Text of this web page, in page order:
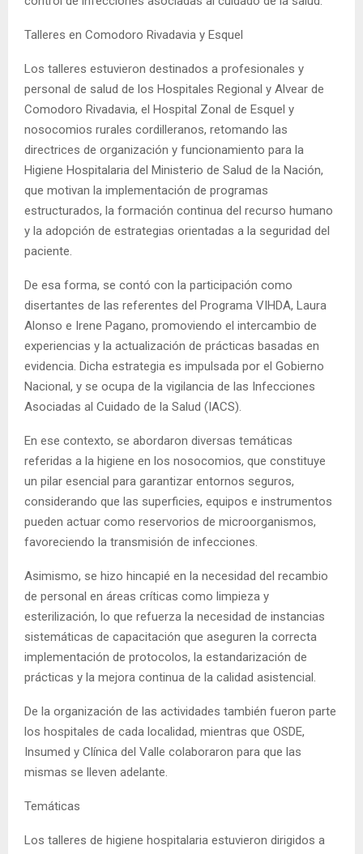
Talleres en Comodoro Rivadavia y Esquel
Los talleres estuvieron destinados a profesionales y
personal de salud de los Hospitales Regional y Alvear de
Comodoro Rivadavia, el Hospital Zonal de Esquel y
nosocomios rurales cordilleranos, retomando las
directrices de organización y funcionamiento para la
Higiene Hospitalaria del Ministerio de Salud de la Nación,
que motivan la implementación de programas
estructurados, la formación continua del recurso humano
y la adopción de estrategias orientadas a la seguridad del
paciente.
De esa forma, se contó con la participación como
disertantes de las referentes del Programa VIHDA, Laura
Alonso e Irene Pagano, promoviendo el intercambio de
experiencias y la actualización de prácticas basadas en
evidencia. Dicha estrategia es impulsada por el Gobierno
Nacional, y se ocupa de la vigilancia de las Infecciones
Asociadas al Cuidado de la Salud (IACS).
En ese contexto, se abordaron diversas temáticas
referidas a la higiene en los nosocomios, que constituye
un pilar esencial para garantizar entornos seguros,
considerando que las superficies, equipos e instrumentos
pueden actuar como reservorios de microorganismos,
favoreciendo la transmisión de infecciones.
Asimismo, se hizo hincapié en la necesidad del recambio
de personal en áreas críticas como limpieza y
esterilización, lo que refuerza la necesidad de instancias
sistemáticas de capacitación que aseguren la correcta
implementación de protocolos, la estandarización de
prácticas y la mejora continua de la calidad asistencial.
De la organización de las actividades también fueron parte
los hospitales de cada localidad, mientras que OSDE,
Insumed y Clínica del Valle colaboraron para que las
mismas se lleven adelante.
Temáticas
Los talleres de higiene hospitalaria estuvieron dirigidos a